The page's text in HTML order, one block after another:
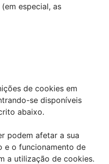
especial, as
de cookies em
se disponíveis
abaixo.
podem afetar a sua
e o funcionamento de
a utilização de cookies.